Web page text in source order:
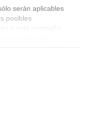
serán aplicables
posibles
a esta campaña